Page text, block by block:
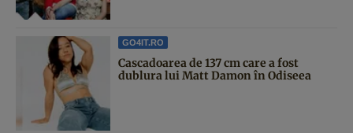
GO4IT.RO
Cascadoarea de 137 cm care a fost
dublura lui Matt Damon în Odiseea